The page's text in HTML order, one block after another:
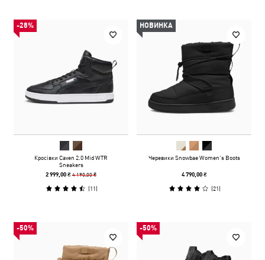
-28%
Кросівки Caven 2.0 Mid WTR
Sneakers
2 999,00 ₴4 190,00 ₴
(11)
НОВИНКА
Черевики Snowbae Women’s Boots
4 790,00 ₴
(21)
-50% -50%